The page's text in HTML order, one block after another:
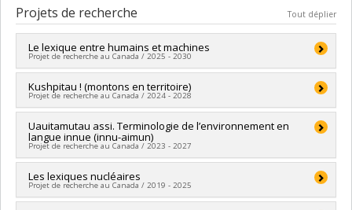
Cycle : Maîtrise
Diplôme obtenu :M.A.
Lien vers le document dans Papyrus
Projets de recherche Tout déplier
Le lexique entre humains et machines
Projet de recherche au Canada / 2025 - 2030
Chercheur principal : François Lareau
Co-chercheurs :Marie-Claude L'Homme
Philippe Langlais,Patrick Drouin,Igor Mel’čuk,Dominic Anctil,
Antoine Venant,Yvette Mollen, Ayla Rigouts Terryn,Anna
Joan Casademont,Antonio San Martin Pizarro
Sources de financement :FRQSC/Fonds de recherche du
Québec - Société et culture (FQRSC)
Programmes de subvention : PVXXXXXX-(SE) Programme
Soutien aux équipes de recherche - Stade de développement
Kushpitau ! (montons en territoire)
Projet de recherche au Canada / 2024 - 2028
Chercheur principal :Yvette Mollen
Co-chercheurs :Marie-Claude L'Homme
Normand Roy
sciences humaines du Canada
Programmes de subvention :PVX99097-Subvention de
Uauitamutau assi. Terminologie de l’environnement en
langue innue (innu-aimun)
Projet de recherche au Canada / 2023 - 2027
Chercheur principal :Marie-Claude L'Homme
Co-chercheurs :Yvette Mollen
Sources de financement :CRSH/Conseil de recherches en
Les lexiques nucléaires
Projet de recherche au Canada / 2019 - 2025